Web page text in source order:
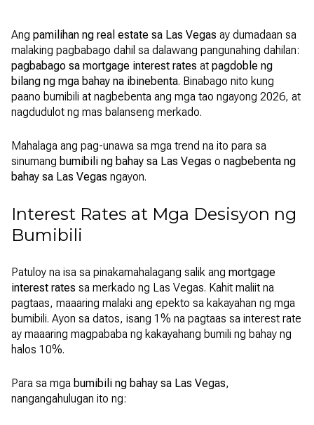
Ang pamilihan ng real estate sa Las Vegas ay dumadaan sa
malaking pagbabago dahil sa dalawang pangunahing dahilan:
pagbabago sa mortgage interest rates at pagdoble ng
bilang ng mga bahay na ibinebenta. Binabago nito kung
paano bumibili at nagbebenta ang mga tao ngayong 2026, at
nagdudulot ng mas balanseng merkado.
Mahalaga ang pag-unawa sa mga trend na ito para sa
sinumang bumibili ng bahay sa Las Vegas o nagbebenta ng
bahay sa Las Vegas ngayon.
Interest Rates at Mga Desisyon ng
Bumibili
Patuloy na isa sa pinakamahalagang salik ang mortgage
interest rates sa merkado ng Las Vegas. Kahit maliit na
pagtaas, maaaring malaki ang epekto sa kakayahan ng mga
bumibili. Ayon sa datos, isang 1% na pagtaas sa interest rate
ay maaaring magpababa ng kakayahang bumili ng bahay ng
halos 10%.
Para sa mga bumibili ng bahay sa Las Vegas,
nangangahulugan ito ng: